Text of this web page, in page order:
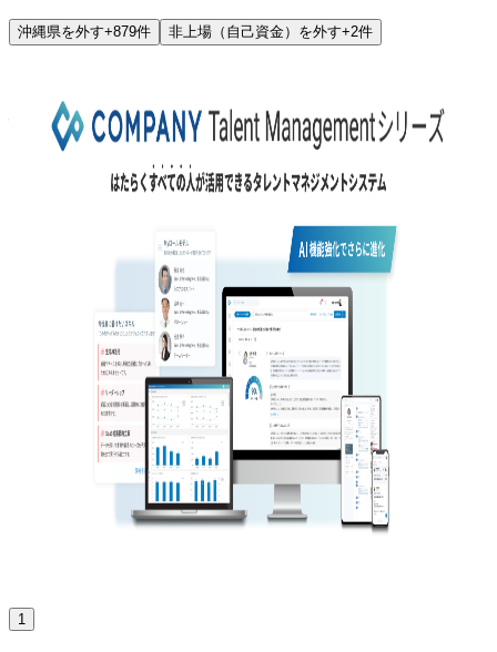
沖縄県を外す+879件 非上場（自己資金） を外す+2件
株式会社サイダス
COMPANY×CYDAS ――進化した統合タレントマネジメント
システム。日本企業の高度で複雑な人事制度への最適化し、
人的資本マネジメントを統合的にサポートします。
1→10（プロダクト成長）
募集中の求人情報
27新卒/エンジニア職（沖縄勤務｜東京勤務）
那覇市
1